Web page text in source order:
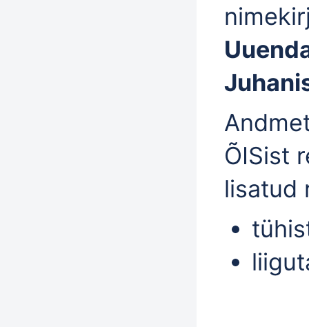
ÕISist
lisatud